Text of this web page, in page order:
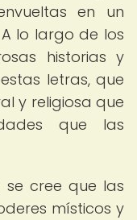
en un
lo largo de los
historias y
letras, que
y religiosa que
que las
se cree que las
místicos y